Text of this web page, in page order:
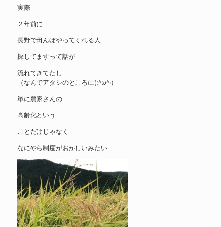
実際
２年前に
長野で田んぼやってくれる人
探してますって話が
流れてきてたし
（なんでアタシのところに(;^ω^)）
単に農家さんの
高齢化という
ことだけじゃなく
なにやら制度がおかしいみたい